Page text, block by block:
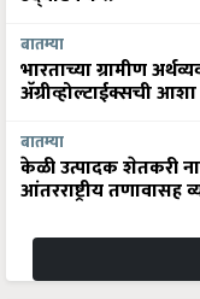
बातम्या
भारताच्या ग्रामीण
अ‍ॅग्रीव्होल्टाईक्सची आशा
बातम्या
केळी उत्पादक शेतकरी
आंतरराष्ट्रीय तणावासह